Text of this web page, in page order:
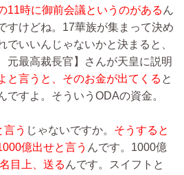
11時に御前会議というのがある ん
すけどね。17華族が集まって決め
でいいんじゃないかと決まると、
、元最高裁長官】さんが天皇に説明
と言うと、そのお金が出てくる と
ですよ。そういうODAの資金。
う じゃないですか。 そうすると
億出せと言う んです。1000億
目上、送る んです。スイフトと